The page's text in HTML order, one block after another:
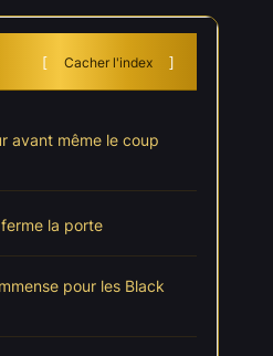
Cacher l'index
avant même le coup
la porte
pour les Black